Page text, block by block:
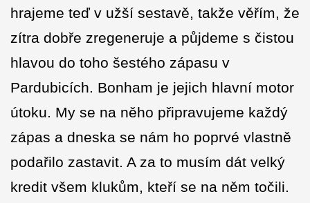
hrajeme teď v užší sestavě, takže věřím, že
zítra dobře zregeneruje a půjdeme s čistou
hlavou do toho šestého zápasu v
Pardubicích. Bonham je jejich hlavní motor
útoku. My se na něho připravujeme každý
zápas a dneska se nám ho poprvé vlastně
podařilo zastavit. A za to musím dát velký
kredit všem klukům, kteří se na něm točili.